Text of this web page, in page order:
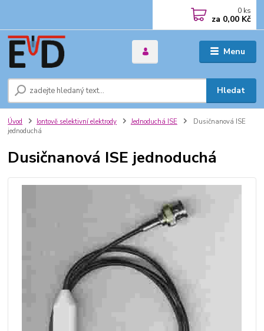
Menu
Hledat
0 ks
za 0,00 Kč
Úvod Iontově selektivní elektrody Jednoduchá ISE
Dusičnanová ISE
jednoduchá
Dusičnanová ISE jednoduchá